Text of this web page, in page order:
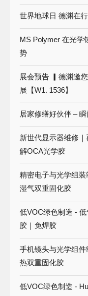
世界地球日 德渊在
MS Polymer 在光学
势
展会预告 ▎德渊邀
展【W1. 1536】
居家修缮好伙伴 –
新世代显示器维修
解OCA光学胶
精密电子与光学组
湿气双重固化胶
低VOC绿色制造 -
胶｜免焊胶
手机镜头与光学组
热双重固化胶
低VOC绿色制造 -